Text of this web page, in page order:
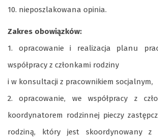
10. nieposzlakowana opinia.
Zakres obowiązków:
1. opracowanie i realizacja planu
współpracy z członkami rodziny
i w konsultacji z pracownikiem socjalnym,
2. opracowanie, we współpracy z
koordynatorem rodzinnej pieczy
rodziną, który jest skoordynowany z